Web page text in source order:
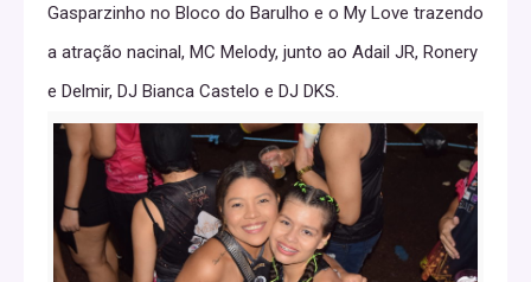
Gasparzinho no Bloco do Barulho e o My Love trazendo
a atração nacinal, MC Melody, junto ao Adail JR, Ronery
e Delmir, DJ Bianca Castelo e DJ DKS.